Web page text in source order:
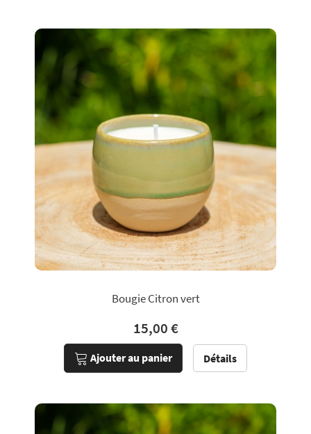
Bougie Citron vert
15,00 €
Ajouter au panier Détails